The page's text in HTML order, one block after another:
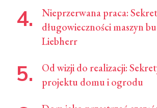
Nieprzerwana praca:
długowieczności maszyn
Liebherr
Od wizji do realizacji:
projektu domu i ogrodu